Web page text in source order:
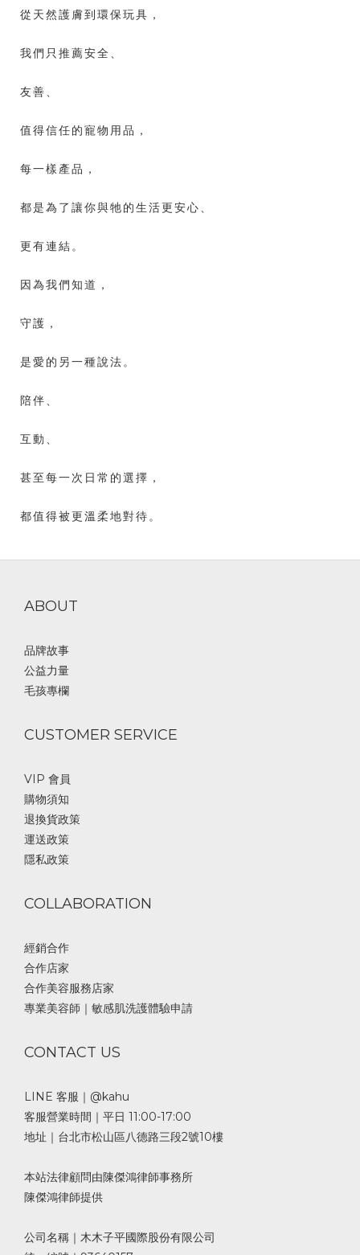
從天然護膚到環保玩具，
我們只推薦安全、
友善、
值得信任的寵物用品，
每一樣產品，
都是為了讓你與牠的生活更安心、
更有連結。
因為我們知道，
守護，
是愛的另一種說法。
陪伴、
互動、
甚至每一次日常的選擇，
都值得被更溫柔地對待。
ABOUT
品牌故事
公益力量
毛孩專欄
CUSTOMER SERVICE
VIP 會員
購物須知
退換貨政策
運送政策
隱私政策
COLLABORATION
經銷合作
合作店家
合作美容服務店家
專業美容師｜敏感肌洗護體驗申請
CONTACT US
LINE 客服｜@kahu
客服營業時間｜平日 11:00-17:00
地址｜台北市松山區八德路三段2號10樓
本站法律顧問由陳傑鴻律師事務所
陳傑鴻律師提供
公司名稱｜木木子平國際股份有限公司